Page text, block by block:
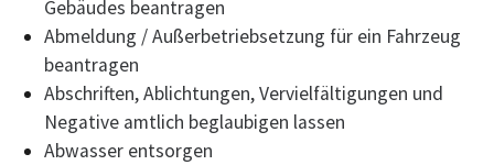
Gebäudes beantragen
Abmeldung / Außerbetriebsetzung für ein Fahrzeug
beantragen
Abschriften, Ablichtungen, Vervielfältigungen und
Negative amtlich beglaubigen lassen
Abwasser entsorgen